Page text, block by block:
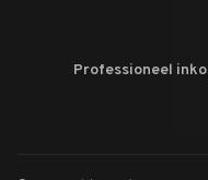
Professioneel